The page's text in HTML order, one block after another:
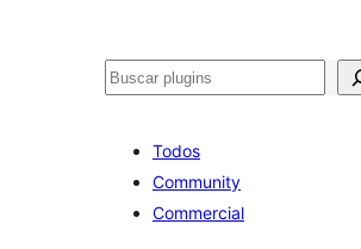
Buscar
Todos
Community
Commercial